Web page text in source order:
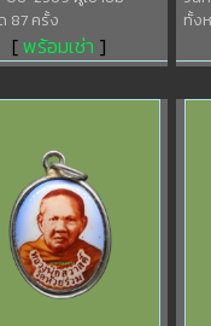
87 ครั้ง
[พร้อมเช่า ]
ทั้ง